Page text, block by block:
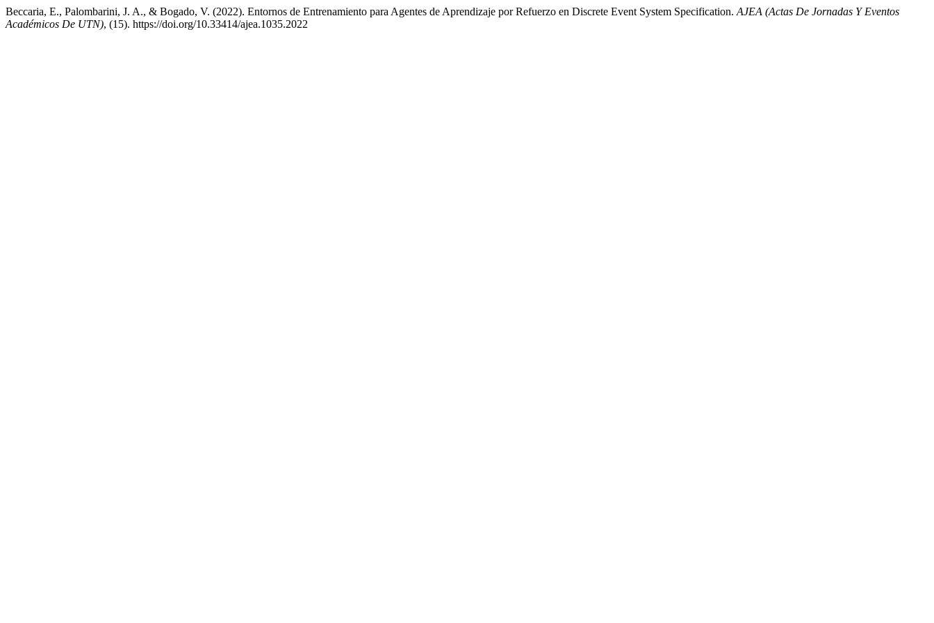
Beccaria, E., Palombarini, J. A., & Bogado, V. (2022). Entornos de Entrenamiento para Agentes de Aprendizaje por Refuerzo en Discrete Event System Specification. AJEA (Actas De Jornadas Y Eventos
Académicos De UTN), (15). https://doi.org/10.33414/ajea.1035.2022